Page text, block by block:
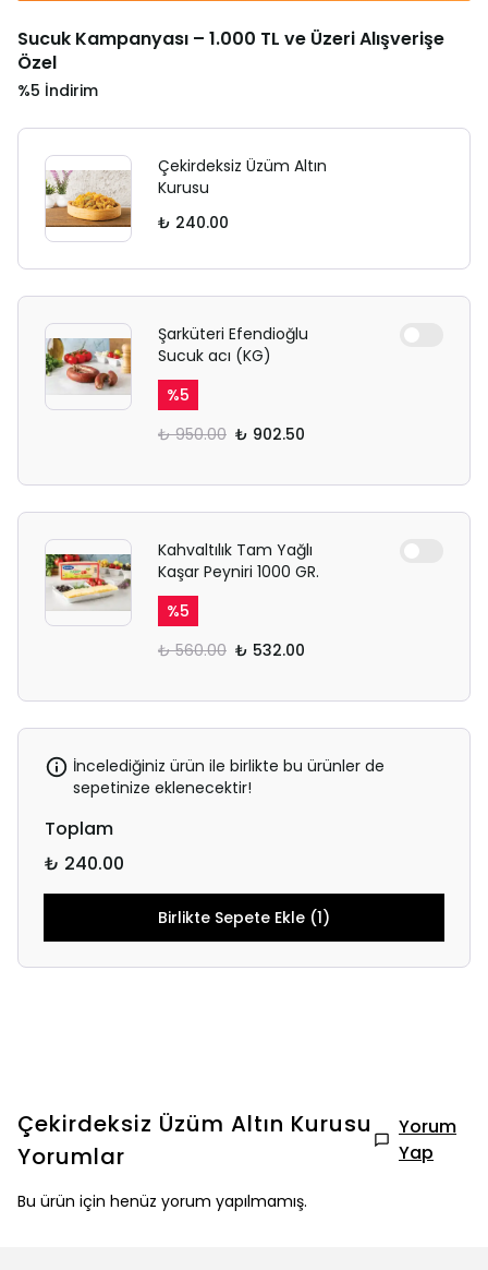
Sucuk Kampanyası – 1.000 TL ve Üzeri Alışverişe
Özel
%5 İndirim
Çekirdeksiz Üzüm Altın
Kurusu
₺ 240.00
Şarküteri Efendioğlu
Sucuk acı (KG)
%5
₺ 950.00 ₺ 902.50
Kahvaltılık Tam Yağlı
Kaşar Peyniri 1000 GR.
%5
₺ 560.00 ₺ 532.00
İncelediğiniz ürün ile birlikte bu ürünler de
sepetinize eklenecektir!
Toplam
₺ 240.00
Birlikte Sepete Ekle (1)
Çekirdeksiz Üzüm Altın Kurusu
Yorumlar
Yorum
Yap
Bu ürün için henüz yorum yapılmamış.